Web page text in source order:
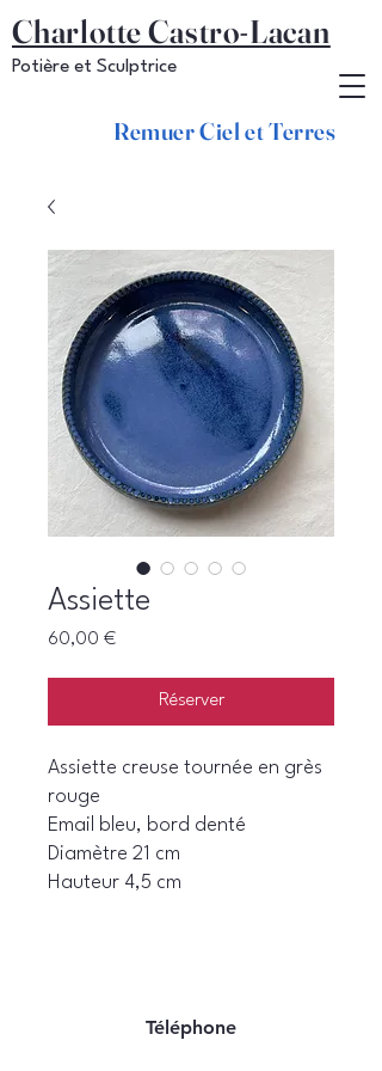
Remuer Ciel et Terres
Potière et Sculptrice
Charlotte Castro-Lacan
Assiette
60,00 €Prix
Réserver
Assiette creuse tournée en grès
rouge
Email bleu, bord denté
Diamètre 21 cm
Hauteur 4,5 cm
Téléphone